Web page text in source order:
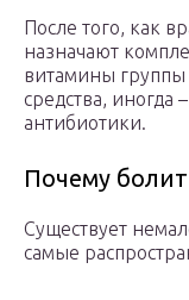
После того, как
назначают
витамины
средства, иногда
антибиотики.
Почему
Существует
самые